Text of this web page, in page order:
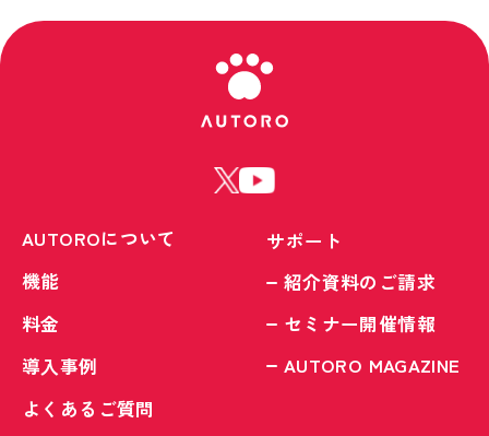
AUTOROについて
機能
料金
導入事例
よくあるご質問
サポート
紹介資料のご請求
セミナー開催情報
AUTORO MAGAZINE